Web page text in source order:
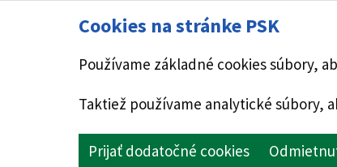
Cookies na stránke PSK
Používame základné cookies súbory,
Taktiež používame analytické súbory,
Prijať dodatočné cookies